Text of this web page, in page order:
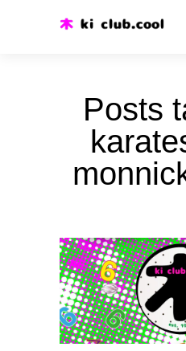
Posts